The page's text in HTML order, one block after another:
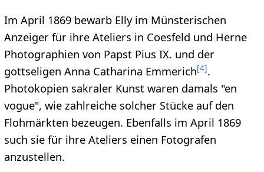
Im April 1869 bewarb Elly im Münsterischen
Anzeiger für ihre Ateliers in Coesfeld und Herne
Photographien von Papst Pius IX. und der
gottseligen Anna Catharina Emmerich[4].
Photokopien sakraler Kunst waren damals "en
vogue", wie zahlreiche solcher Stücke auf den
Flohmärkten bezeugen. Ebenfalls im April 1869
such sie für ihre Ateliers einen Fotografen
anzustellen.